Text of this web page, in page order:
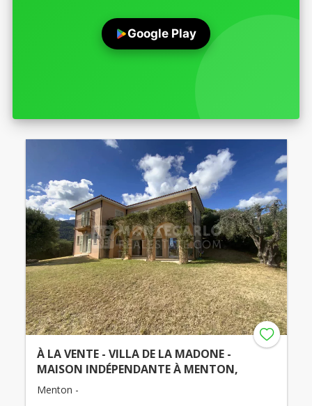
Google Play
À LA VENTE - VILLA DE LA MADONE -
MAISON INDÉPENDANTE À MENTON,
Menton -